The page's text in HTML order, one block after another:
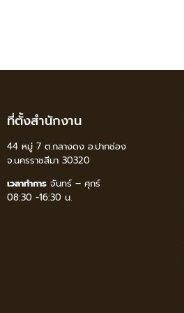
ที่ตั้งสำนักงาน
44 หมู่ 7 ต.กลางดง อ.ปากช่อง
จ.นครราชสีมา 30320
เวลาทำการ จันทร์ – ศุกร์
08:30 -16:30 น.